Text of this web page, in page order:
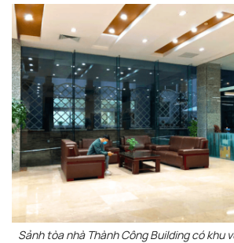
Sảnh tòa nhà Thành Công Building có khu